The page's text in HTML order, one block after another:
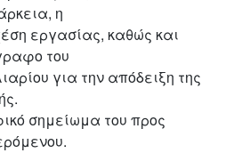
η
εργασίας, καθώς και
του
για την απόδειξη της
σημείωμα του προς